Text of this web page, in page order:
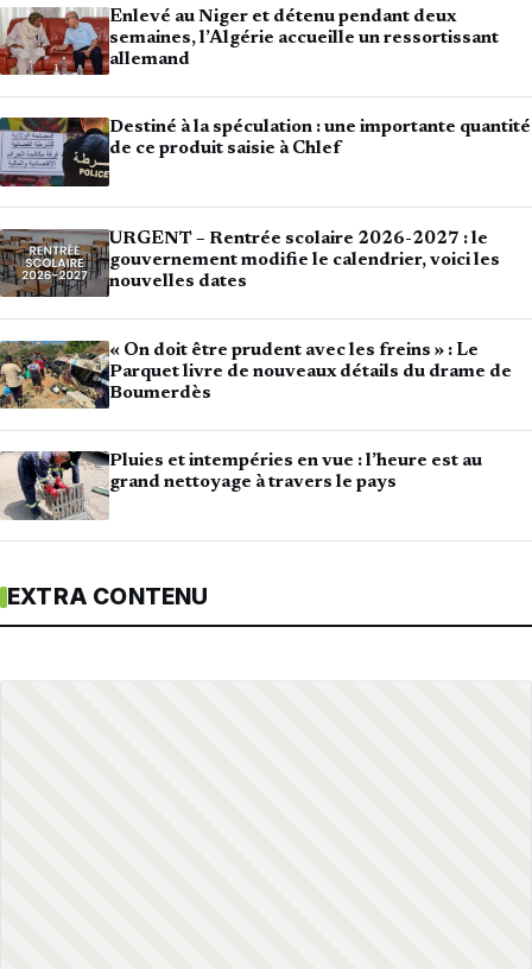
Enlevé au Niger et détenu pendant deux
semaines, l’Algérie accueille un ressortissant
allemand
Destiné à la spéculation : une importante quantité
de ce produit saisie à Chlef
URGENT – Rentrée scolaire 2026-2027 : le
gouvernement modifie le calendrier, voici les
nouvelles dates
« On doit être prudent avec les freins » : Le
Parquet livre de nouveaux détails du drame de
Boumerdès
Pluies et intempéries en vue : l’heure est au
grand nettoyage à travers le pays
EXTRA CONTENU